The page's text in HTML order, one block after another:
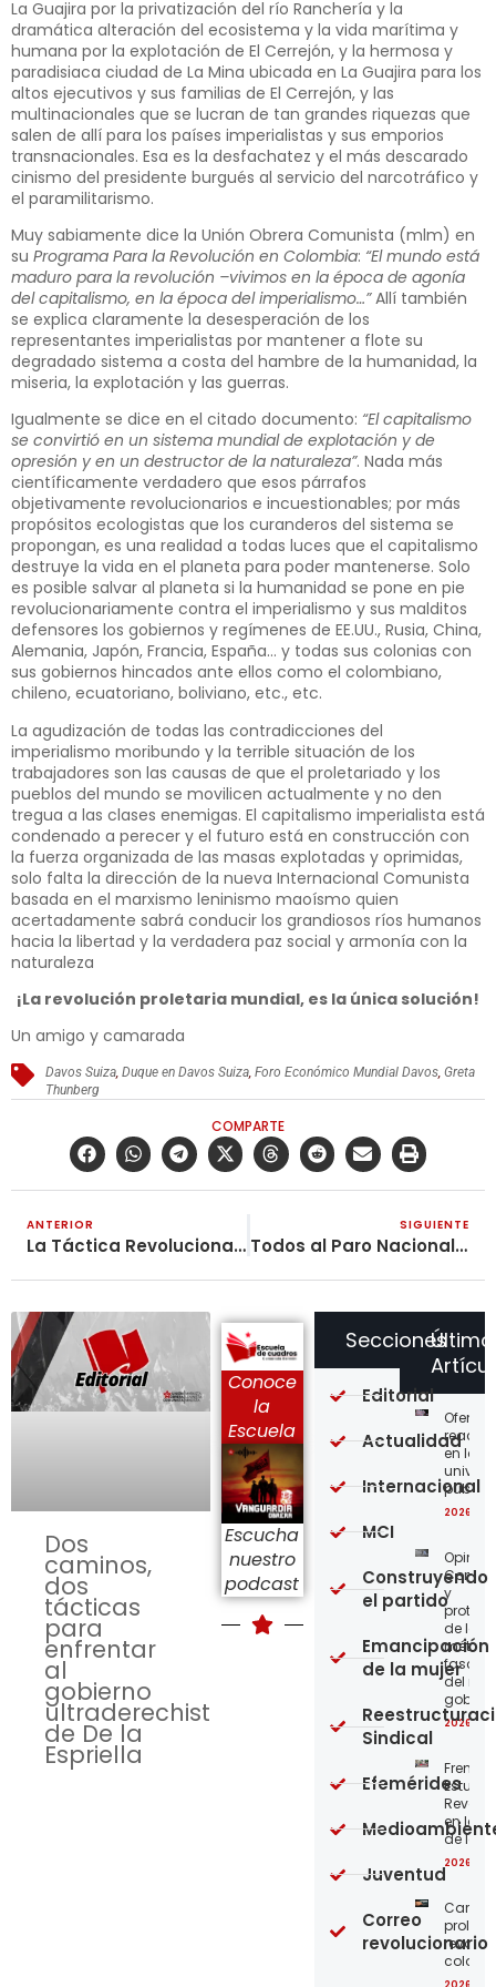
La Guajira por la privatización del río Ranchería y la
dramática alteración del ecosistema y la vida marítima y
humana por la explotación de El Cerrejón, y la hermosa y
paradisiaca ciudad de La Mina ubicada en La Guajira para los
altos ejecutivos y sus familias de El Cerrejón, y las
multinacionales que se lucran de tan grandes riquezas que
salen de allí para los países imperialistas y sus emporios
transnacionales. Esa es la desfachatez y el más descarado
cinismo del presidente burgués al servicio del narcotráfico y
el paramilitarismo.
Muy sabiamente dice la Unión Obrera Comunista (mlm) en
su Programa Para la Revolución en Colombia: “El mundo está
maduro para la revolución –vivimos en la época de agonía
del capitalismo, en la época del imperialismo…”Allí también
se explica claramente la desesperación de los
representantes imperialistas por mantener a flote su
degradado sistema a costa del hambre de la humanidad, la
miseria, la explotación y las guerras.
Igualmente se dice en el citado documento: “El capitalismo
se convirtió en un sistema mundial de explotación y de
opresión y en un destructor de la naturaleza”. Nada más
científicamente verdadero que esos párrafos
objetivamente revolucionarios e incuestionables; por más
propósitos ecologistas que los curanderos del sistema se
propongan, es una realidad a todas luces que el capitalismo
destruye la vida en el planeta para poder mantenerse. Solo
es posible salvar al planeta si la humanidad se pone en pie
revolucionariamente contra el imperialismo y sus malditos
defensores los gobiernos y regímenes de EE.UU., Rusia, China,
Alemania, Japón, Francia, España… y todas sus colonias con
sus gobiernos hincados ante ellos como el colombiano,
chileno, ecuatoriano, boliviano, etc., etc.
La agudización de todas las contradicciones del
imperialismo moribundo y la terrible situación de los
trabajadores son las causas de que el proletariado y los
pueblos del mundo se movilicen actualmente y no den
tregua a las clases enemigas. El capitalismo imperialista está
condenado a perecer y el futuro está en construcción con
la fuerza organizada de las masas explotadas y oprimidas,
solo falta la dirección de la nueva Internacional Comunista
basada en el marxismo leninismo maoísmo quien
acertadamente sabrá conducir los grandiosos ríos humanos
hacia la libertad y la verdadera paz social y armonía con la
naturaleza
¡La revolución proletaria mundial, es la única solución!
Un amigo y camarada
Davos Suiza,Duque en Davos Suiza,Foro Económico Mundial Davos,Greta
Thunberg
COMPARTE
ANTERIOR
La Táctica Revolucionaria y las Tareas de los Comunistas en la Situación Actual
SIGUIENTE
Todos al Paro Nacional Indefinido
Dos
caminos,
dos
tácticas
para
enfrentar
al
gobierno
ultraderechista
de De la
Espriella
Conoce
la
Escuela
Escucha
nuestro
podcast
en las
2026-
y
de los
del
2026-
Frente
en la
de los
2026-
Carta
Secciones
Editorial
Actualidad
Internacional
MCI
Construyendo
el partido
Emancipación
de la mujer
Sindical
Efemérides
Juventud
Correo
revolucionario